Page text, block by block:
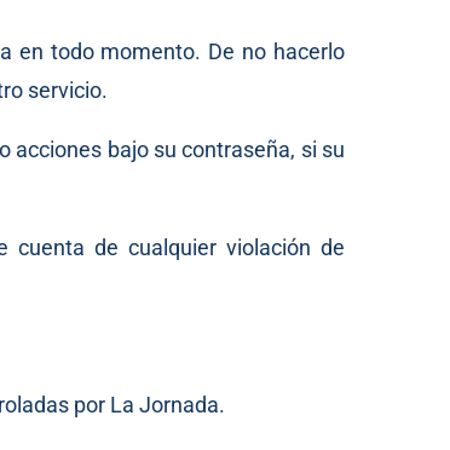
en todo momento. De no hacerlo
servicio.
acciones bajo su contraseña, si su
cuenta de cualquier violación de
por La Jornada.